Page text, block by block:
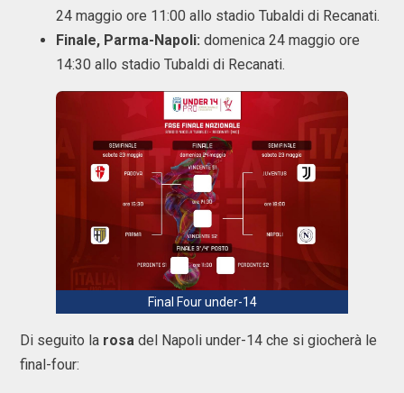
24 maggio ore 11:00 allo stadio Tubaldi di Recanati.
Finale, Parma-Napoli: domenica 24 maggio ore
14:30 allo stadio Tubaldi di Recanati.
Final Four under-14
Di seguito la rosa del Napoli under-14 che si giocherà le
final-four: